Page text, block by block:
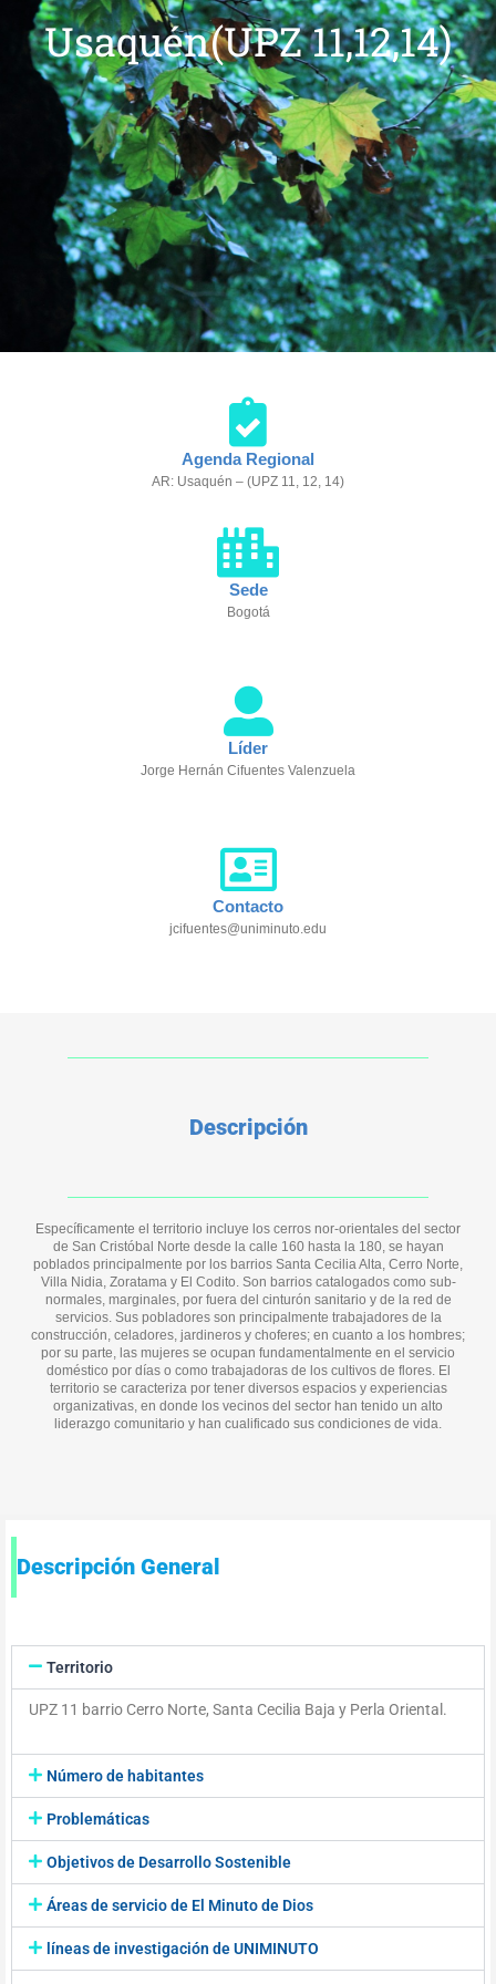
Usaquén(UPZ 11,12,14)
Agenda Regional
AR: Usaquén – (UPZ 11, 12, 14)
Sede
Bogotá
Líder
Jorge Hernán Cifuentes Valenzuela
Contacto
jcifuentes@uniminuto.edu
Descripción
Específicamente el territorio incluye los cerros nor-orientales del sector
de San Cristóbal Norte desde la calle 160 hasta la 180, se hayan
poblados principalmente por los barrios Santa Cecilia Alta, Cerro Norte,
Villa Nidia, Zoratama y El Codito. Son barrios catalogados como sub-
normales, marginales, por fuera del cinturón sanitario y de la red de
servicios. Sus pobladores son principalmente trabajadores de la
construcción, celadores, jardineros y choferes; en cuanto a los hombres;
por su parte, las mujeres se ocupan fundamentalmente en el servicio
doméstico por días o como trabajadoras de los cultivos de flores. El
territorio se caracteriza por tener diversos espacios y experiencias
organizativas, en donde los vecinos del sector han tenido un alto
liderazgo comunitario y han cualificado sus condiciones de vida.
Descripción General
Territorio
UPZ 11 barrio Cerro Norte, Santa Cecilia Baja y Perla Oriental.
Número de habitantes
Problemáticas
Objetivos de Desarrollo Sostenible
Áreas de servicio de El Minuto de Dios
líneas de investigación de UNIMINUTO